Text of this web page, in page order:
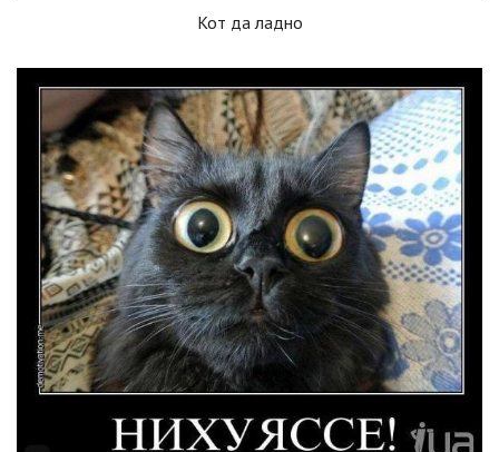
Кот да ладно